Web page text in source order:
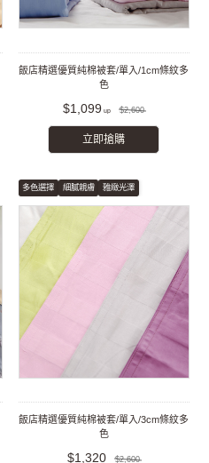
飯店精選優質純棉被套/單入/1cm條紋多
色
$1,099 $2,600
立即搶購
多色選擇 細膩親膚 雅緻光澤
飯店精選優質純棉被套/單入/3cm條紋多
色
$1,320 $2,600